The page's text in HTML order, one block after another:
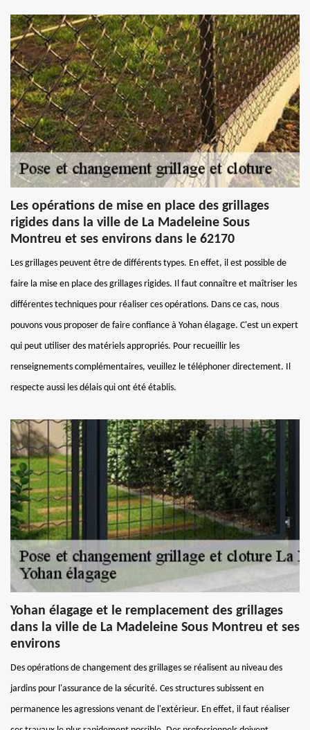
Les opérations de mise en place des grillages
rigides dans la ville de La Madeleine Sous
Montreu et ses environs dans le 62170
Les grillages peuvent être de différents types. En effet, il est possible de
faire la mise en place des grillages rigides. Il faut connaître et maîtriser les
différentes techniques pour réaliser ces opérations. Dans ce cas, nous
pouvons vous proposer de faire confiance à Yohan élagage. C'est un expert
qui peut utiliser des matériels appropriés. Pour recueillir les
renseignements complémentaires, veuillez le téléphoner directement. Il
respecte aussi les délais qui ont été établis.
Yohan élagage et le remplacement des grillages
dans la ville de La Madeleine Sous Montreu et ses
environs
Des opérations de changement des grillages se réalisent au niveau des
jardins pour l'assurance de la sécurité. Ces structures subissent en
permanence les agressions venant de l'extérieur. En effet, il faut réaliser